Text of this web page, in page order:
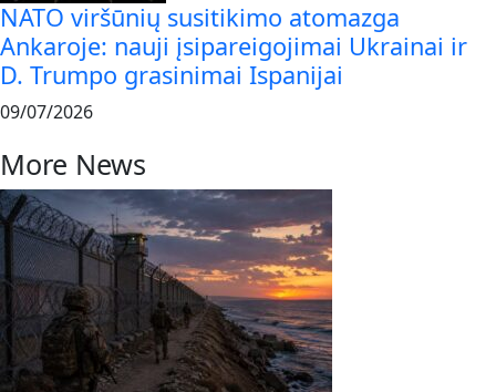
NATO viršūnių susitikimo atomazga
Ankaroje: nauji įsipareigojimai Ukrainai ir
D. Trumpo grasinimai Ispanijai
09/07/2026
More News